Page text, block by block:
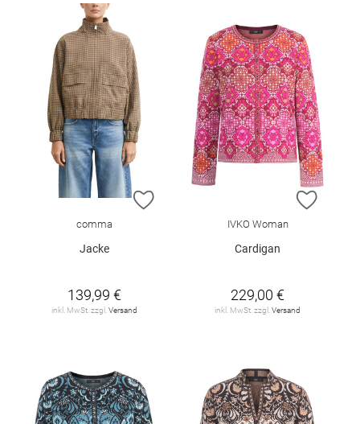
ZUR WUNSCHLISTE HINZUFÜGEN
comma
Jacke
139,99 €
inkl. MwSt. zzgl.Versand
ZUR
IVKO Woman
Cardigan
229,00 €
inkl. MwSt. zzgl.Versand